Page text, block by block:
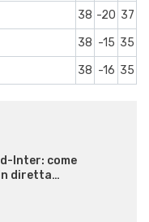
38 -20 37
38 -15 35
38 -16 35
Inter: come
diretta…